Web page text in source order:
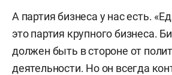
А партия бизнеса у нас есть.
это партия крупного бизнеса.
должен быть в стороне от
деятельности. Но он всегда